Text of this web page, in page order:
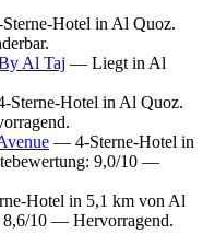
Hotel in Al Quoz.
Al Taj — Liegt in Al
Sterne-Hotel in Al Quoz.
— 4-Sterne-Hotel in
9,0/10 —
Hotel in 5,1 km von Al
8,6/10 — Hervorragend.